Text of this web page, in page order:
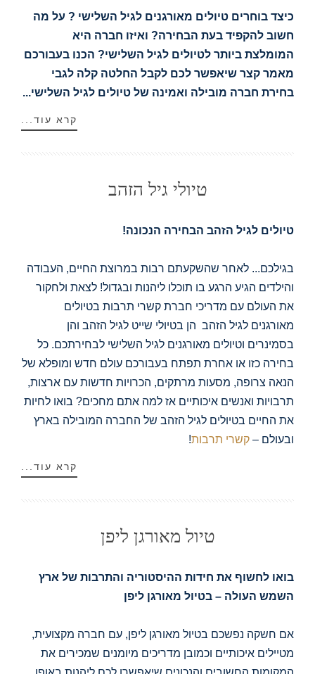
כיצד בוחרים טיולים מאורגנים לגיל השלישי ? על מה
חשוב להקפיד בעת הבחירה? ואיזו חברה היא
המומלצת ביותר לטיולים לגיל השלישי? הכנו בעבורכם
מאמר קצר שיאפשר לכם לקבל החלטה קלה לגבי
בחירת חברה מובילה ואמינה של טיולים לגיל השלישי...
קרא עוד...
טיולי גיל הזהב
טיולים לגיל הזהב הבחירה הנכונה!
בגילכם... לאחר שהשקעתם רבות במרוצת החיים, העבודה
והילדים הגיע הרגע בו תוכלו ליהנות ובגדול! לצאת ולחקור
את העולם עם מדריכי חברת קשרי תרבות בטיולים
מאורגנים לגיל הזהב הן בטיולי שייט לגיל הזהב והן
בסמינרים וטיולים מאורגנים לגיל השלישי לבחירתכם. כל
בחירה כזו או אחרת תפתח בעבורכם עולם חדש ומופלא של
הנאה צרופה, מסעות מרתקים, הכרויות חדשות עם ארצות,
תרבויות ואנשים איכותיים אז למה אתם מחכים? בואו לחיות
את החיים בטיולים לגיל הזהב של החברה המובילה בארץ
ובעולם – קשרי תרבות!
קרא עוד...
טיול מאורגן ליפן
בואו לחשוף את חידות ההיסטוריה והתרבות של ארץ
השמש העולה – בטיול מאורגן ליפן
אם חשקה נפשכם בטיול מאורגן ליפן, עם חברה מקצועית,
מטיילים איכותיים וכמובן מדריכים מיומנים שמכירים את